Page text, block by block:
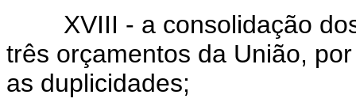
XVIII - a consolidação dos
três orçamentos da União,
as duplicidades;